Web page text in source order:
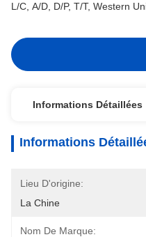
L/C, A/D, D/P, T/T, Western
Informations Détaillées
Informations
Lieu D'origine:
La Chine
Nom De Marque: